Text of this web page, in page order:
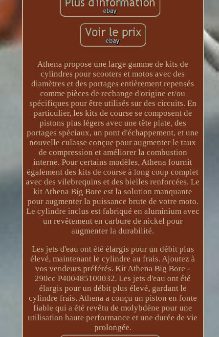
Athena propose une large gamme de kits de
cylindres pour scooters et motos avec des
diamètres et des portages entièrement repensés
comme pièces de rechange d'origine et/ou
spécifiques pour être utilisés sur des circuits. En
particulier, les kits de course se composent de
pistons plus légers avec une tête plate, des
portages spéciaux, un pont d'échappement, et une
nouvelle culasse conçue pour augmenter le taux
de compression et améliorer la combustion
interne. Pour certains modèles, Athena fournit
également des kits de course à long coup complet
avec des vilebrequins et des bielles renforcées. Le
kit Athena Big Bore est la solution manquante
pour augmenter la puissance brute de votre moto.
Le cylindre inclus est fabriqué en aluminium avec
un revêtement en carbure de nickel pour
augmenter la durabilité.
Les jets d'eau ont été élargis pour un débit plus
élevé, maintenant le cylindre au frais. Ajoutez à
vos vendeurs préférés. Kit Athena Big Bore -
290cc P400485100032. Les jets d'eau ont été
élargis pour un débit plus élevé, gardant le
cylindre frais. Athena a conçu un piston en fonte
fiable qui a été revêtu de molybdène pour une
utilisation haute performance et une durée de vie
prolongée.